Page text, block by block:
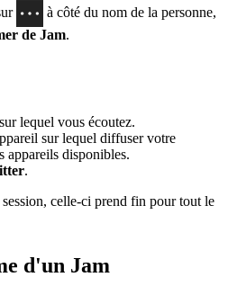
à côté du nom de la personne,
de Jam.
lequel vous écoutez.
sur lequel diffuser votre
appareils disponibles.
.
celle-ci prend fin pour tout le
d'un Jam